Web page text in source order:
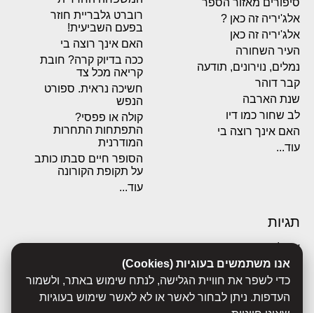
אנו משתמשים בעוגיות (Cookies)
כדי לשפר את חוויית הגלישה, לנתח שימוש באתר, ולשמור
העדפות. ניתן לבחור לאשר או לא לאשר שימוש בעוגיות
אלג'יריה זה כאן ?
אלג'יריה זה כאן
העיר השחורה
נמלים, נוירונים, תודעה
קבר דוהר
שנת הארבה
לב שחור כמו דיו
האם אינך רוצה בי
עוד...
רוברט גלבריית חוזר
בפעם השביעית!
האם אינך רוצה בי
ככה בדיוק קרה? חובת
קריאה מכל צד
חשיכה נראית. ספורט
הנפש
קולה או פפסי?
התפתחות התחרות
המודרנית
הסופר חיים סבתו כותב
על תקופת הקורונה
עוד...
תגיות
אבולוציה
אכסדרה
אנשים
ביוגרפיות